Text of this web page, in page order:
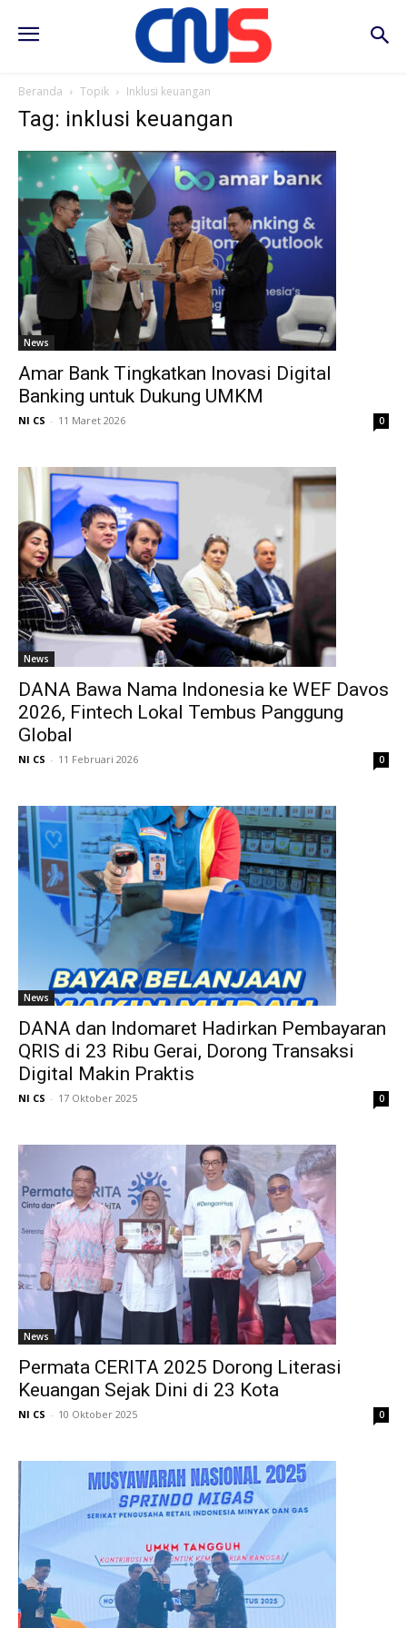
Beranda Topik Inklusi keuangan
Tag: inklusi keuangan
News
Amar Bank Tingkatkan Inovasi Digital
Banking untuk Dukung UMKM
NI CS - 11 Maret 2026 0
News
DANA Bawa Nama Indonesia ke WEF Davos
2026, Fintech Lokal Tembus Panggung
Global
NI CS - 11 Februari 2026 0
News
DANA dan Indomaret Hadirkan Pembayaran
QRIS di 23 Ribu Gerai, Dorong Transaksi
Digital Makin Praktis
NI CS - 17 Oktober 2025 0
News
Permata CERITA 2025 Dorong Literasi
Keuangan Sejak Dini di 23 Kota
NI CS - 10 Oktober 2025 0